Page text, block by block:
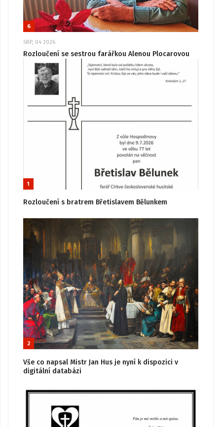
6
SRP, 04 2026
Rozloučení se sestrou farářkou Alenou Plocarovou
1
Rozloučení s bratrem Břetislavem Bělunkem
2
Vše co napsal Mistr Jan Hus je nyní k dispozici v
digitální databázi